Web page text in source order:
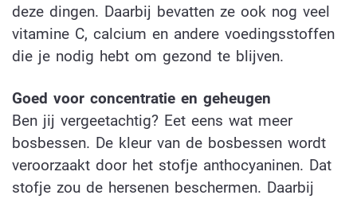
deze dingen. Daarbij bevatten ze ook nog veel
vitamine C, calcium en andere voedingsstoffen
die je nodig hebt om gezond te blijven.
Goed voor concentratie en geheugen
Ben jij vergeetachtig? Eet eens wat meer
bosbessen. De kleur van de bosbessen wordt
veroorzaakt door het stofje anthocyaninen. Dat
stofje zou de hersenen beschermen. Daarbij